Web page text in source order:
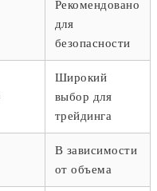
Рекомендовано
для
безопасности
Широкий
выбор для
трейдинга
В зависимости
от объема